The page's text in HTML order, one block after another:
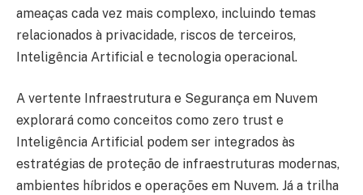
ameaças cada vez mais complexo, incluindo temas
relacionados à privacidade, riscos de terceiros,
Inteligência Artificial e tecnologia operacional.
A vertente Infraestrutura e Segurança em Nuvem
explorará como conceitos como zero trust e
Inteligência Artificial podem ser integrados às
estratégias de proteção de infraestruturas modernas,
ambientes híbridos e operações em Nuvem. Já a trilha